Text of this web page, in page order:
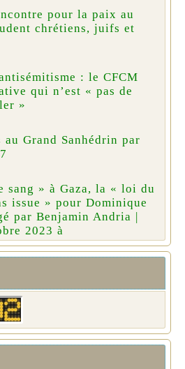
pour la paix au
chrétiens, juifs et
: le CFCM
qui n’est « pas de
»
au Grand Sanhédrin par
sang » à Gaza, la « loi du
issue » pour Dominique
par Benjamin Andria |
2023 à